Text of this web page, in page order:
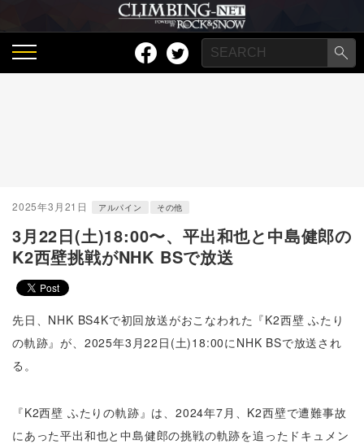
2025年3月21日 アルパイン その他
3月22日(土)18:00〜、平出和也と中島健郎の
K2西壁挑戦がNHK BSで放送
先日、NHK BS4Kで初回放送がおこなわれた『K2西壁 ふたり
の軌跡』が、2025年3月22日(土)18:00にNHK BSで放送され
る。
『K2西壁 ふたりの軌跡』は、2024年7月、K2西壁で遭難事故
にあった平出和也と中島健郎の挑戦の軌跡を追ったドキュメン